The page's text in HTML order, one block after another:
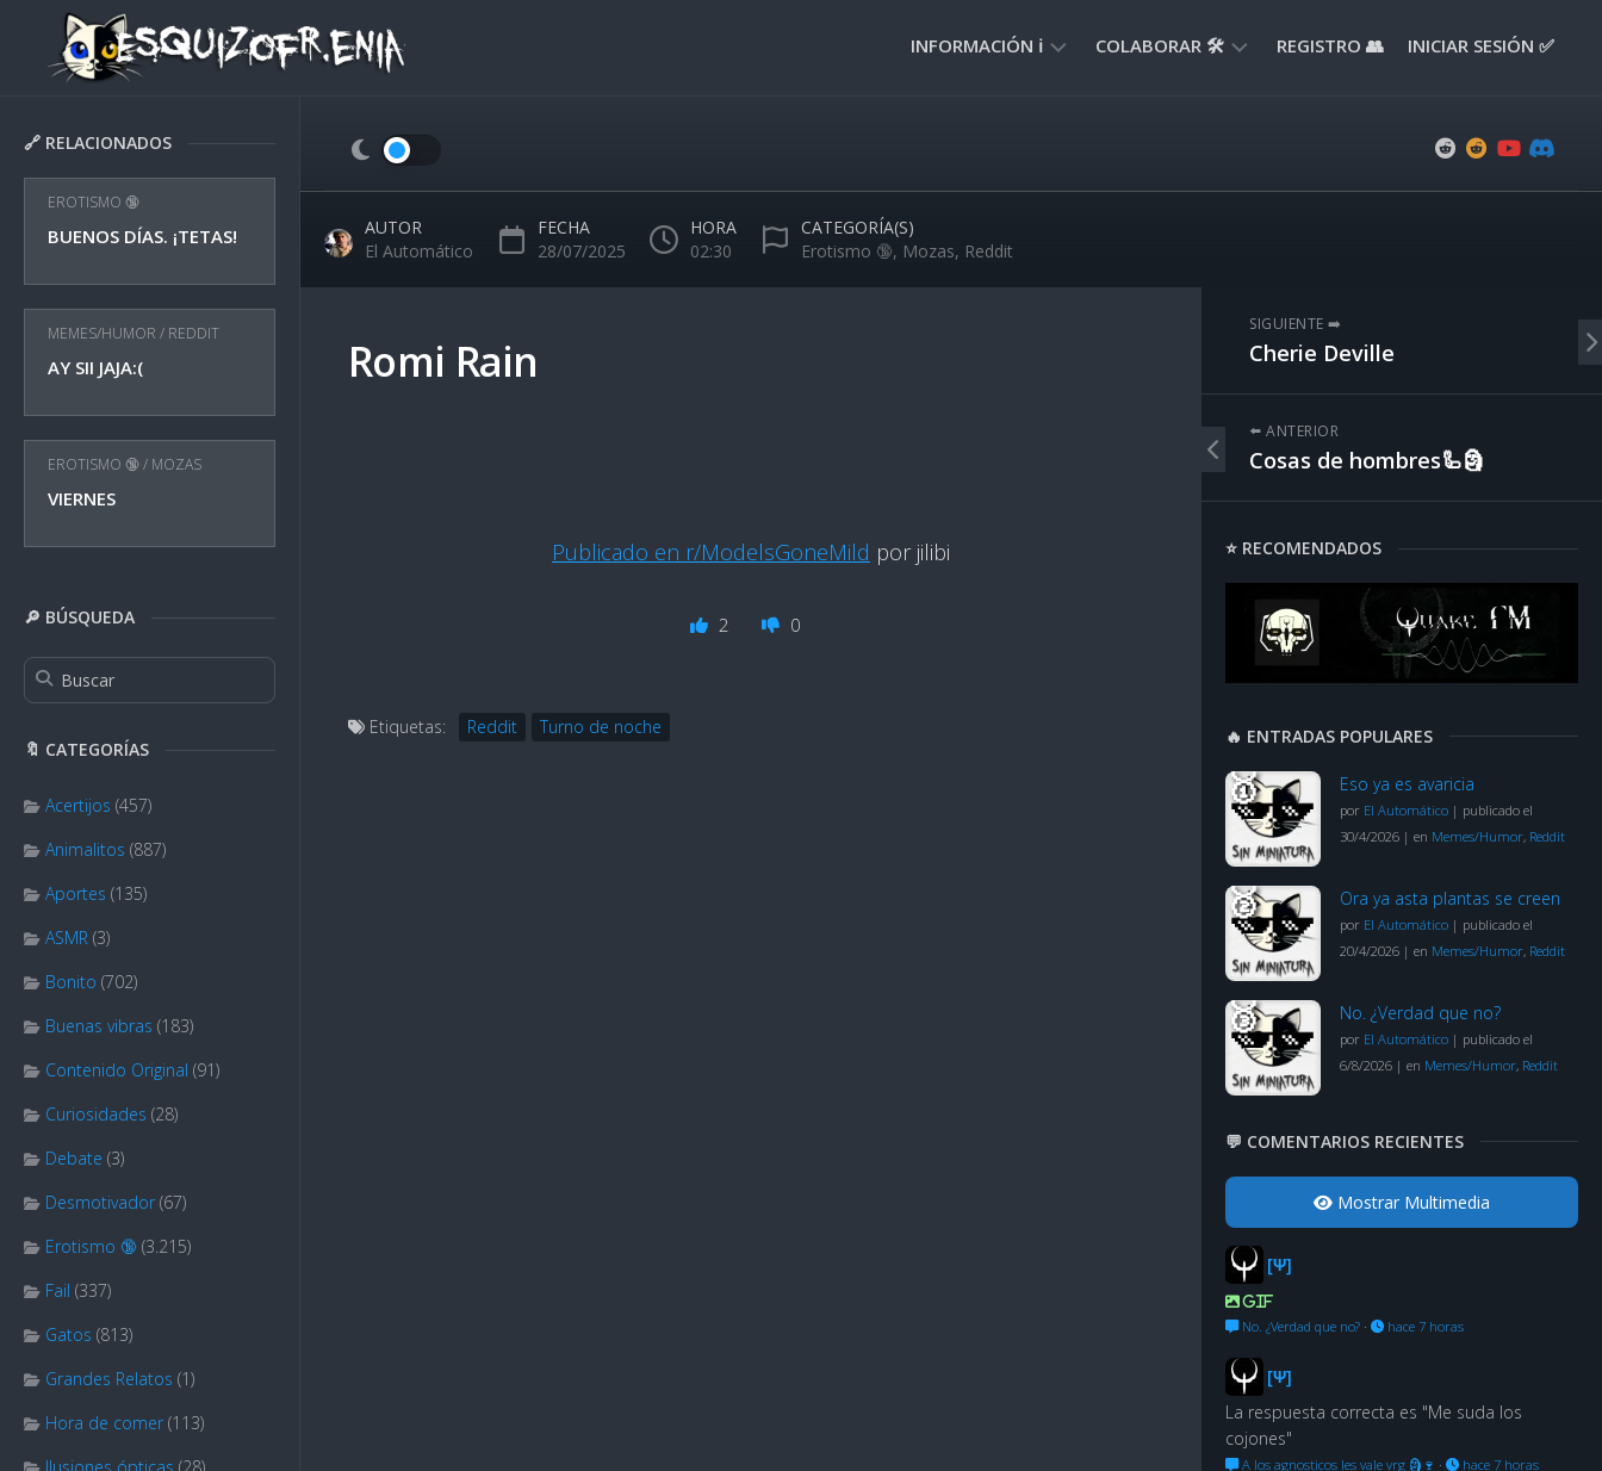
content
INFORMACIÓN ℹ️
NORMAS
USO
🚸
COLABORAR 🛠️ REGISTRO 👥 INICIAR SESIÓN ✅
🔗 RELACIONADOS
EROTISMO 🔞
BUENOS DÍAS. ¡TETAS!
MEMES/HUMOR / REDDIT
AY SII JAJA:(
EROTISMO 🔞/ MOZAS
VIERNES
🔎 BÚSQUEDA
🔖 CATEGORÍAS
Acertijos (457)
Animalitos (887)
Aportes (135)
ASMR (3)
Bonito (702)
Buenas vibras (183)
Contenido Original (91)
Curiosidades (28)
Debate (3)
Desmotivador (67)
Erotismo 🔞 (3.215)
Fail (337)
Gatos (813)
Grandes Relatos (1)
Hora de comer (113)
AUTOR
El Automático
FECHA
28/07/2025
HORA
02:30
CATEGORÍA(S)
Erotismo 🔞, Mozas, Reddit
Romi Rain
Publicado en r/ModelsGoneMild por jilibi
2 0
Etiquetas: Reddit Turno de noche
SIGUIENTE ➡️
Cherie Deville
⬅️ ANTERIOR
Cosas de hombres🦾🗿
⭐ RECOMENDADOS
🔥 ENTRADAS POPULARES
Eso ya es avaricia
por El Automático | publicado el
30/4/2026 | en Memes/Humor, Reddit
Ora ya asta plantas se creen
por El Automático | publicado el
20/4/2026 | en Memes/Humor, Reddit
No. ¿Verdad que no?
por El Automático | publicado el
6/8/2026 | en Memes/Humor, Reddit
💬 COMENTARIOS RECIENTES
Mostrar Multimedia
[Ψ]
GIF
No. ¿Verdad que no? · hace 7 horas
[Ψ]
La respuesta correcta es "Me suda los
cojones"
A los agnosticos les vale vrg 🗿🍷 · hace 7 horas